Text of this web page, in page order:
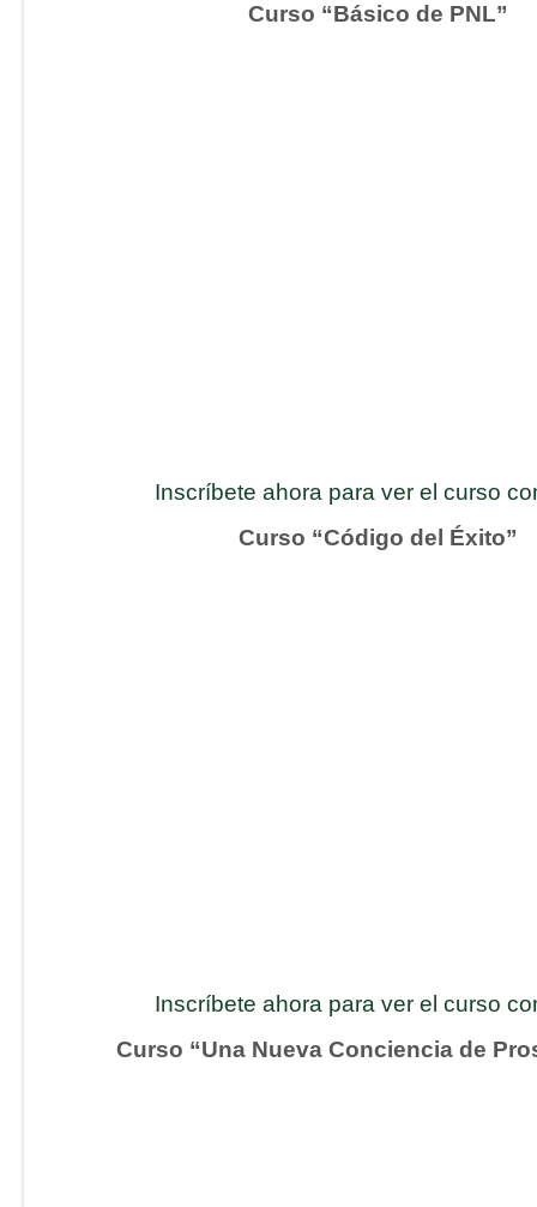
Curso “Básico de PNL”
Inscríbete ahora para ver el curso
Curso “Código del Éxito”
Inscríbete ahora para ver el curso
Curso “Una Nueva Conciencia de